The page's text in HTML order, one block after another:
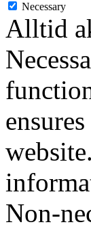
Necessary
Alltid
Non-